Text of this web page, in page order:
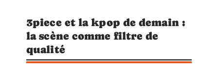
3piece et la kpop de demain :
la scène comme filtre de
qualité